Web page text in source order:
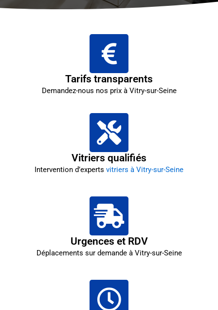
Tarifs transparents
Demandez-nous nos prix à Vitry-sur-Seine
Vitriers qualifiés
Intervention d’experts vitriers à Vitry-sur-Seine
Urgences et RDV
Déplacements sur demande à Vitry-sur-Seine